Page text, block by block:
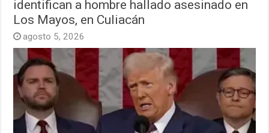
identifican a hombre hallado asesinado en
Los Mayos, en Culiacán
agosto 5, 2026